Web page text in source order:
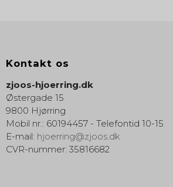
Kontakt os
zjoos-hjoerring.dk
Østergade 15
9800 Hjørring
Mobil nr.: 60194457 - Telefontid 10-15
E-mail: hjoerring@zjoos.dk
CVR-nummer: 35816682